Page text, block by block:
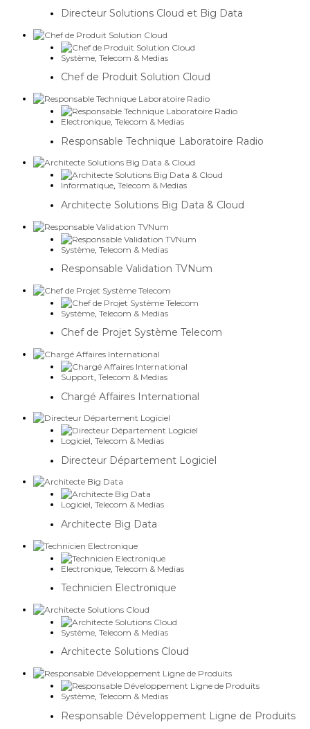
Directeur Solutions Cloud et Big Data
Système Telecom & Medias
Chef de Produit Solution Cloud
Electronique, Telecom & Medias
Responsable Technique Laboratoire Radio
Informatique, Telecom & Medias
Architecte Solutions Big Data & Cloud
Système Telecom & Medias
Responsable Validation TVNum
Système Telecom & Medias
Chef de Projet Système Telecom
Support Telecom & Medias
Chargé Affaires International
Logiciel, Telecom & Medias
Directeur Département Logiciel
Logiciel, Telecom & Medias
Architecte Big Data
Electronique Telecom & Medias
Technicien Electronique
Système Telecom & Medias
Architecte Solutions Cloud
Système, Telecom & Medias
Responsable Développement Ligne de Produits